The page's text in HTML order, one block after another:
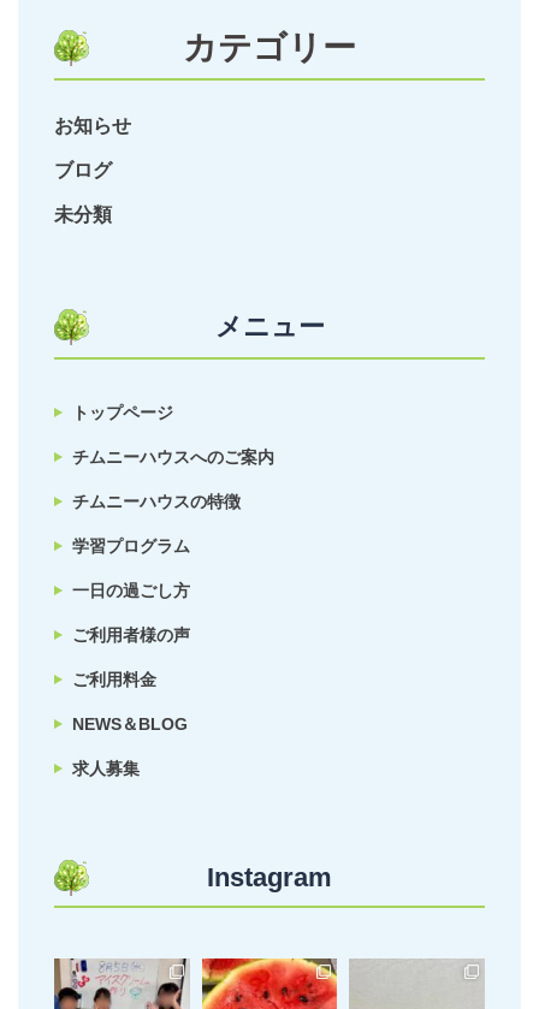
カテゴリー
お知らせ
ブログ
未分類
メニュー
トップページ
チムニーハウスへのご案内
チムニーハウスの特徴
学習プログラム
一日の過ごし方
ご利用者様の声
ご利用料金
NEWS＆BLOG
求人募集
Instagram